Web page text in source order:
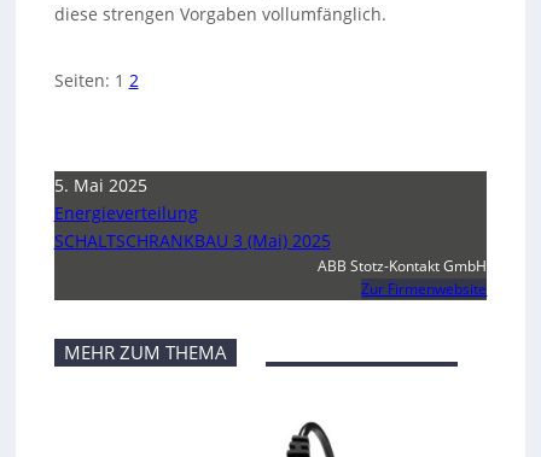
diese strengen Vorgaben vollumfänglich.
Seiten: 1 2
5. Mai 2025
Energieverteilung
SCHALTSCHRANKBAU 3 (Mai) 2025
ABB Stotz-Kontakt GmbH
Zur Firmenwebsite
MEHR ZUM THEMA